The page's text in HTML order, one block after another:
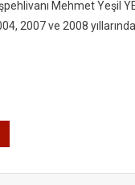
Mehmet Yeşil
2007 ve 2008